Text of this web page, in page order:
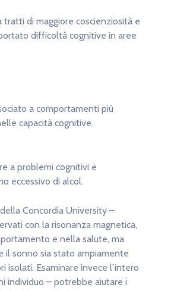
di maggiore coscienziosità e
difficoltà cognitive in aree
a comportamenti più
capacità cognitive.
a problemi cognitivi e
eccessivo di alcol.
Concordia University –
con la risonanza magnetica,
e nella salute, ma
il sonno sia stato ampiamente
isolati. Esaminare invece l’intero
individuo – potrebbe aiutare i